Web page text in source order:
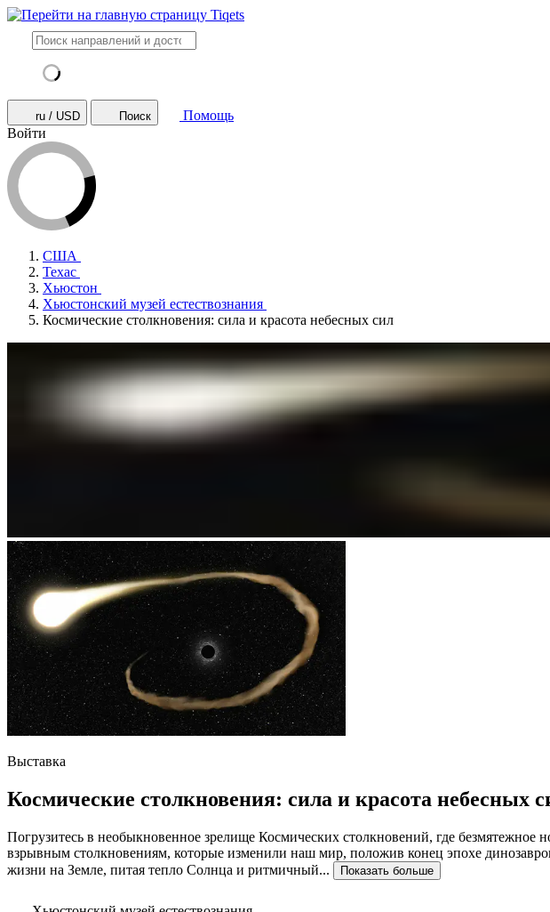
ru / USD Поиск
Помощь
Войти
США
Техас
Хьюстон
Хьюстонский музей естествознания
Космические столкновения: сила и красота небесных сил
Выставка
Космические столкновения: сила и красота небесных
Погрузитесь в необыкновенное зрелище Космических столкновений, где
взрывным столкновениям, которые изменили наш мир, положив конец эпохе
жизни на Земле, питая тепло Солнца и ритмичный...
Показать больше